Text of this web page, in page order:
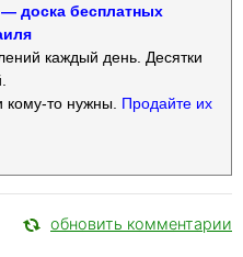
доска бесплатных
каждый день. Десятки
то нужны. Продайте их
обновить комментарии